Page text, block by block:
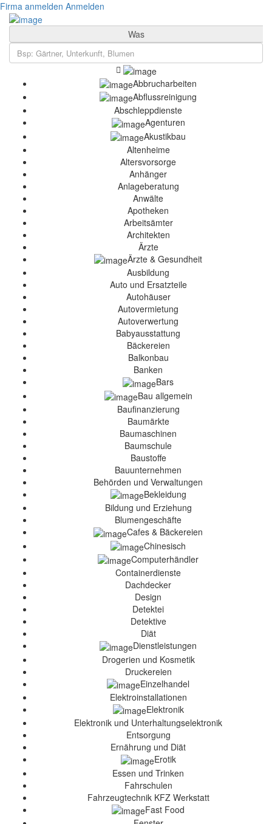
Firma anmelden Anmelden
Was
Abbrucharbeiten
Abflussreinigung
Abschleppdienste
Agenturen
Akustikbau
Altenheime
Altersvorsorge
Anhänger
Anlageberatung
Anwälte
Apotheken
Arbeitsämter
Architekten
Ärzte
Ärzte & Gesundheit
Ausbildung
Auto und Ersatzteile
Autohäuser
Autovermietung
Autoverwertung
Babyausstattung
Bäckereien
Balkonbau
Banken
Bars
Bau allgemein
Baufinanzierung
Baumärkte
Baumaschinen
Baumschule
Baustoffe
Bauunternehmen
Behörden und Verwaltungen
Bekleidung
Bildung und Erziehung
Blumengeschäfte
Cafes & Bäckereien
Chinesisch
Computerhändler
Containerdienste
Dachdecker
Design
Detektei
Detektive
Diät
Dienstleistungen
Drogerien und Kosmetik
Druckereien
Einzelhandel
Elektroinstallationen
Elektronik
Elektronik und Unterhaltungselektronik
Entsorgung
Ernährung und Diät
Erotik
Essen und Trinken
Fahrschulen
Fahrzeugtechnik KFZ Werkstatt
Fast Food